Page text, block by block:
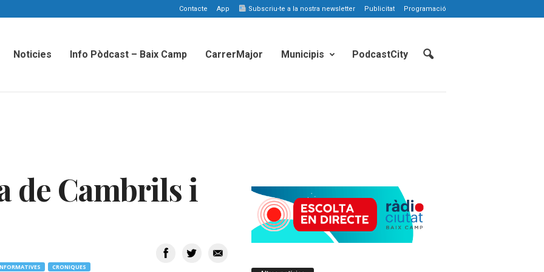
Contacte App Subscriu-te a la nostra newsletter Publicitat Programació
Noticies Info Pòdcast – Baix Camp CarrerMajor Municipis PodcastCity
de Cambrils i
CRONIQUES